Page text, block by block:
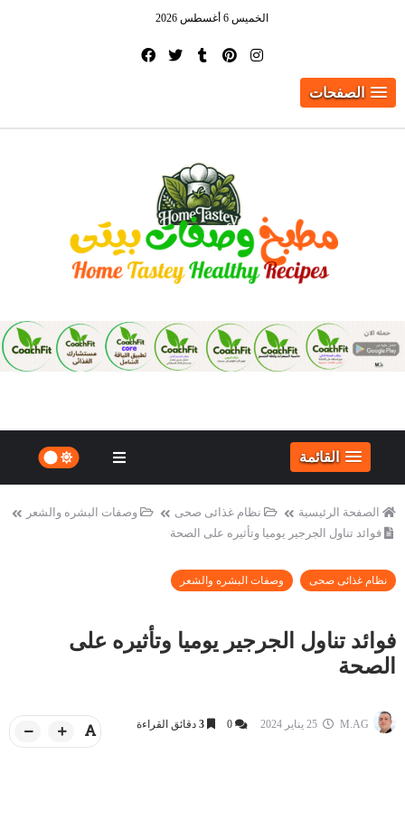
الخميس 6 أغسطس 2026
الصفحات
القائمة
الصفحة الرئيسية نظام غذائى صحى
وصفات البشره والشعر
فوائد تناول الجرجير يوميا وتأثيره على الصحة
نظام غذائى صحى وصفات البشره والشعر
فوائد تناول الجرجير يوميا وتأثيره على
الصحة
M.AG
0
3 دقائق القراءة